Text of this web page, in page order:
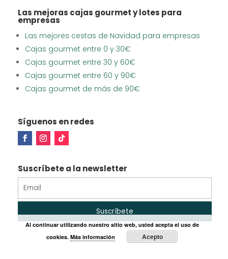
Las mejoras cajas gourmet y lotes para
empresas
Las mejores cestas de Navidad para empresas
Cajas gourmet entre 0 y 30€
Cajas gourmet entre 30 y 60€
Cajas gourmet entre 60 y 90€
Cajas gourmet de más de 90€
Síguenos en redes
Suscríbete a la newsletter
Al continuar utilizando nuestro sitio web, usted acepta el uso de
cookies.Más información Acepto